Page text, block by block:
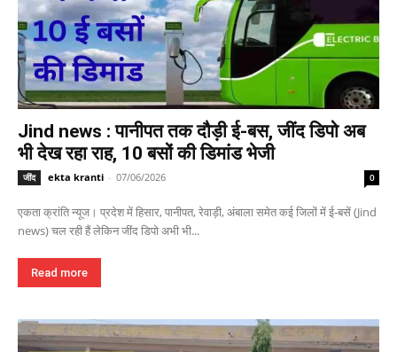
Jind news : पानीपत तक दौड़ी ई-बस, जींद डिपो अब
भी देख रहा राह, 10 बसों की डिमांड भेजी
जींद ekta kranti - 07/06/2026 0
एकता क्रांति न्यूज। प्रदेश में हिसार, पानीपत, रेवाड़ी, अंबाला समेत कई जिलों में ई-बसें (Jind
news) चल रही हैं लेकिन जींद डिपो अभी भी...
Read more